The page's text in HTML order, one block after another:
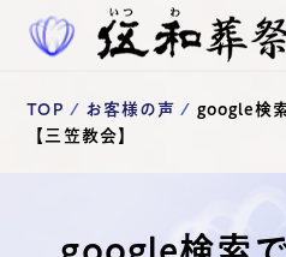
TOP お客様の声
google検
【三笠教会】
google検索